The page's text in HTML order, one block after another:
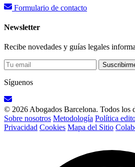
Formulario de contacto
Newsletter
Recibe novedades y guías legales
Síguenos
© 2026 Abogados Barcelona. Todos los
Sobre nosotros Metodología Política
Privacidad Cookies Mapa del Sitio